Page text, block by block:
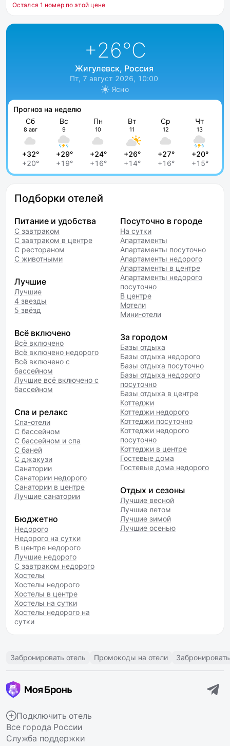
Остался 1 номер по этой цене
+26°C
Жигулевск, Россия
Пт, 7 август 2026, 10:00
Ясно
Прогноз на неделю
Сб
8 авг
+32°
+20°
Вс
9
+29°
+19°
Пн
10
+24°
+16°
Вт
11
+26°
+14°
Ср
12
+27°
+16°
Чт
13
+20°
+15°
Подборки отелей
Питание и удобства
С завтраком
С завтраком в центре
С рестораном
С животными
Лучшие
Лучшие
4 звезды
5 звёзд
Всё включено
Всё включено
Всё включено недорого
Всё включено с
бассейном
Лучшие всё включено с
бассейном
Спа и релакс
Спа-отели
С бассейном
С бассейном и спа
С баней
С джакузи
Санатории
Санатории недорого
Санатории в центре
Лучшие санатории
Бюджетно
Недорого
Недорого на сутки
В центре недорого
Лучшие недорого
С завтраком недорого
Хостелы
Хостелы недорого
Хостелы в центре
Хостелы на сутки
Хостелы недорого на
сутки
Посуточно в городе
На сутки
Апартаменты
Апартаменты посуточно
Апартаменты недорого
Апартаменты в центре
Апартаменты недорого
посуточно
В центре
Мотели
Мини-отели
За городом
Базы отдыха
Базы отдыха недорого
Базы отдыха посуточно
Базы отдыха недорого
посуточно
Базы отдыха в центре
Коттеджи
Коттеджи недорого
Коттеджи посуточно
Коттеджи недорого
посуточно
Коттеджи в центре
Гостевые дома
Гостевые дома недорого
Отдых и сезоны
Лучшие весной
Лучшие летом
Лучшие зимой
Лучшие осенью
Забронировать отель Промокоды на отели
Подключить отель
Все города России
Служба поддержки